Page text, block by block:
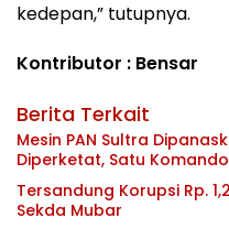
kedepan,” tutupnya.
Kontributor : Bensar
Berita Terkait
Mesin PAN Sultra
Diperketat, Satu
Tersandung Korupsi Rp.
Sekda Mubar